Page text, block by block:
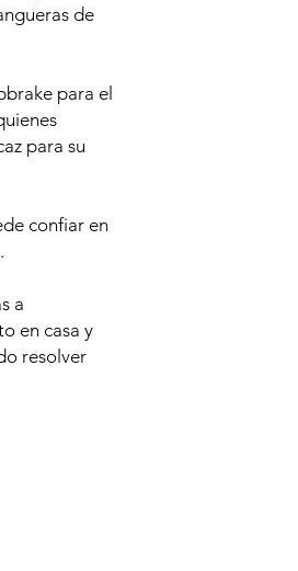
de
para el
para su
confiar en
a
en casa y
resolver